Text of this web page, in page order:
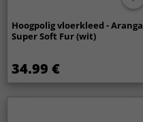
Hoogpolig vloerkleed - Aranga
Super Soft Fur (wit)
34.99 €